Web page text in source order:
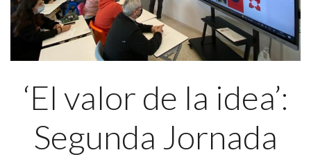
‘El valor de la idea’:
Segunda Jornada